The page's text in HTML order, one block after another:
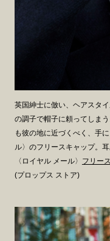
英国紳士に倣い、ヘアスタ
の調子で帽子に頼ってしま
も彼の地に近づくべく、手
ル〉のフリースキャップ。
〈ロイヤル メール〉 フリー
(プロップス ストア)